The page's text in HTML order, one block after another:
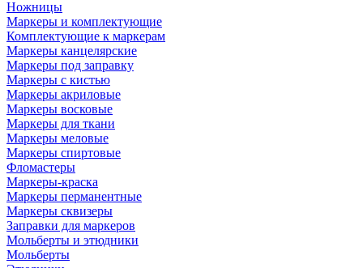
Ножницы
Маркеры и комплектующие
Комплектующие к маркерам
Маркеры канцелярские
Маркеры под заправку
Маркеры с кистью
Маркеры акриловые
Маркеры восковые
Маркеры для ткани
Маркеры меловые
Маркеры спиртовые
Фломастеры
Маркеры-краска
Маркеры перманентные
Маркеры сквизеры
Заправки для маркеров
Мольберты и этюдники
Мольберты